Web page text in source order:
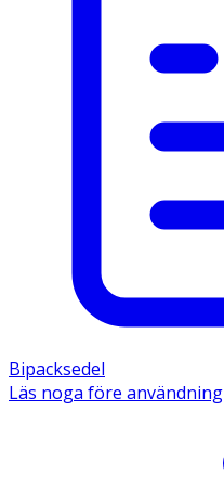
Bipacksedel
Läs noga före användning